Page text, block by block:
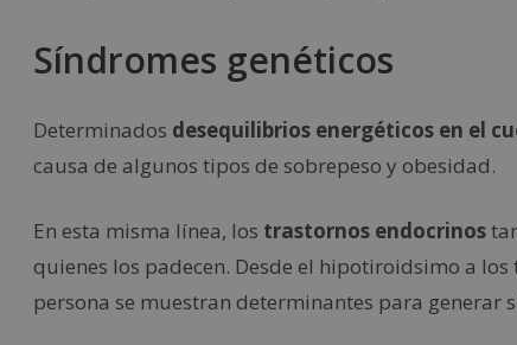
Síndromes genéticos
Determinados desequilibrios energéticos en el
causa de algunos tipos de sobrepeso y obesidad.
En esta misma línea, los trastornos endocrinos
quienes los padecen. Desde el hipotiroidsimo a
persona se muestran determinantes para generar